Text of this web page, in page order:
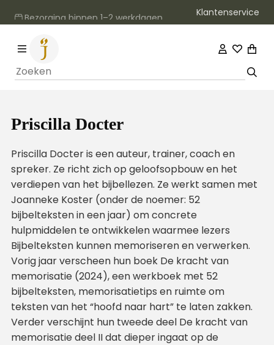
Bezorging binnen 1–2 werkdagen Klantenservice
Priscilla Docter
Priscilla Docter is een auteur, trainer, coach en
spreker. Ze richt zich op geloofsopbouw en het
verdiepen van het bijbellezen. Ze werkt samen met
Joanneke Koster (onder de noemer: 52
bijbelteksten in een jaar) om concrete
hulpmiddelen te ontwikkelen waarmee lezers
Bijbelteksten kunnen memoriseren en verwerken.
Vorig jaar verscheen hun boek De kracht van
memorisatie (2024), een werkboek met 52
bijbelteksten, memorisatietips en ruimte om
teksten van het “hoofd naar hart” te laten zakken.
Verder verschijnt hun tweede deel De kracht van
memorisatie deel II dat dieper ingaat op de